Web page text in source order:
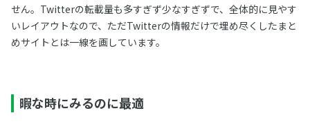
せん。Twitterの転載量も多すぎず少なすぎずで、全体的に見やす
いレイアウトなので、ただTwitterの情報だけで埋め尽くしたまと
めサイトとは一線を画しています。
暇な時にみるのに最適